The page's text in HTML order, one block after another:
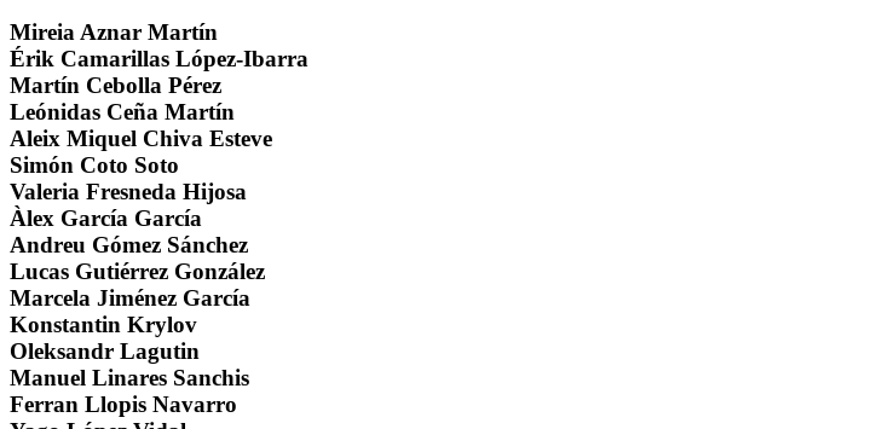
Mireia Aznar Martín
Érik Camarillas López-Ibarra
Martín Cebolla Pérez
Leónidas Ceña Martín
Aleix Miquel Chiva Esteve
Simón Coto Soto
Valeria Fresneda Hijosa
Àlex García García
Andreu Gómez Sánchez
Lucas Gutiérrez González
Marcela Jiménez García
Konstantin Krylov
Oleksandr Lagutin
Manuel Linares Sanchis
Ferran Llopis Navarro